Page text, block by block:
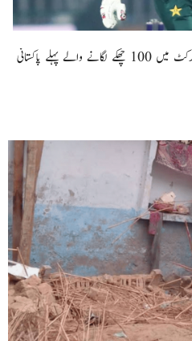
صاحبزادہ فرحان ایک سال میں ٹی ٹوئنٹی کرکٹ میں 100 چھکے لگانے والے پہلے پاکستانی